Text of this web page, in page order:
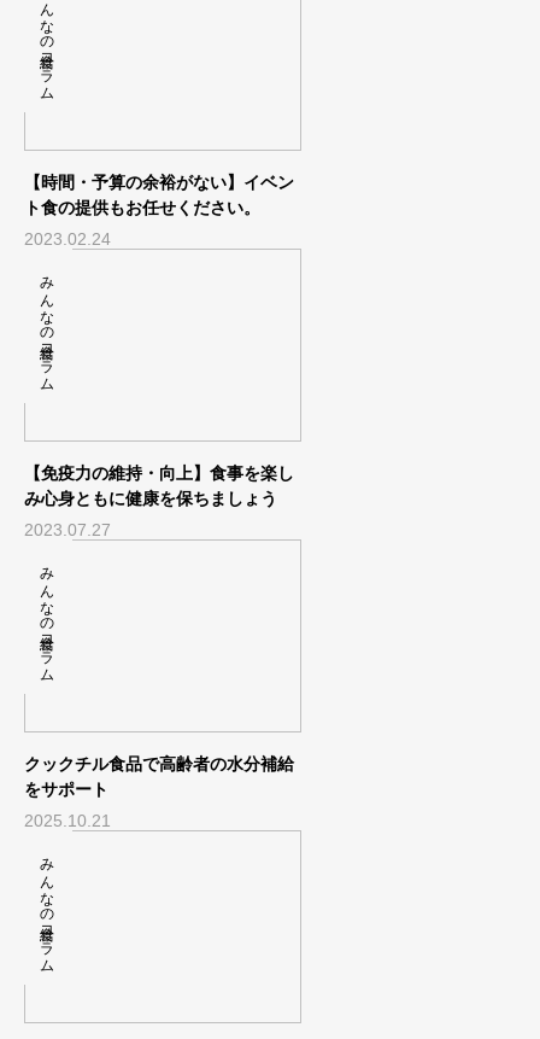
【時間・予算の余裕がない】イベン
ト食の提供もお任せください。
2023.02.24
みんなの給食コラム
【免疫力の維持・向上】食事を楽し
み心身ともに健康を保ちましょう
2023.07.27
みんなの給食コラム
クックチル食品で高齢者の水分補給
をサポート
2025.10.21
みんなの給食コラム
みんなの給食コラム